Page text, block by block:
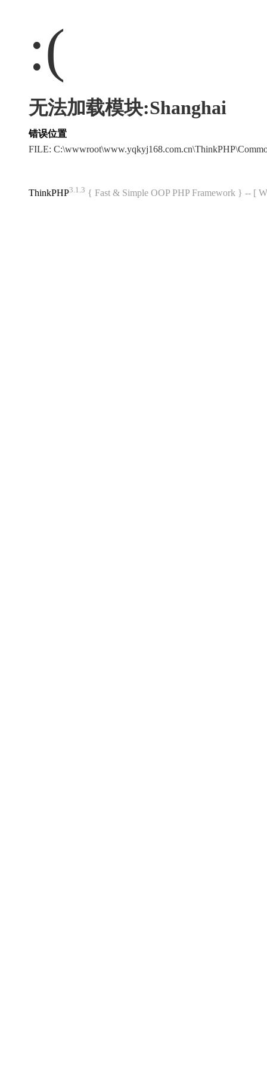
:(
无法加载模块:Shanghai
错误位置
FILE:
ThinkPHP3.1.3 { Fast & Simple OOP PHP Framework } -- [